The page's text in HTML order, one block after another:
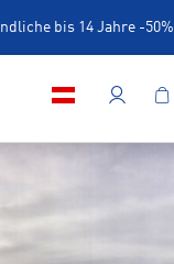
bis 14 Jahre -50%